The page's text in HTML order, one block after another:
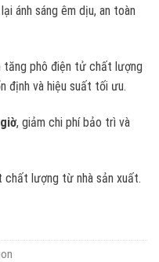
ánh sáng êm dịu, an toàn
tăng phô điện tử chất lượng
định và hiệu suất tối ưu.
, giảm chi phí bảo trì và
chất lượng từ nhà sản xuất.